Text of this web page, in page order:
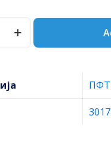
ПФТ